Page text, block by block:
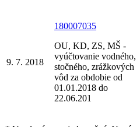
9. 7. 2018
180007035
OU, KD, ZS, MŠ -
vyúčtovanie vodného,
stočného, zrážkových
vôd za obdobie od
01.01.2018 do
22.06.201